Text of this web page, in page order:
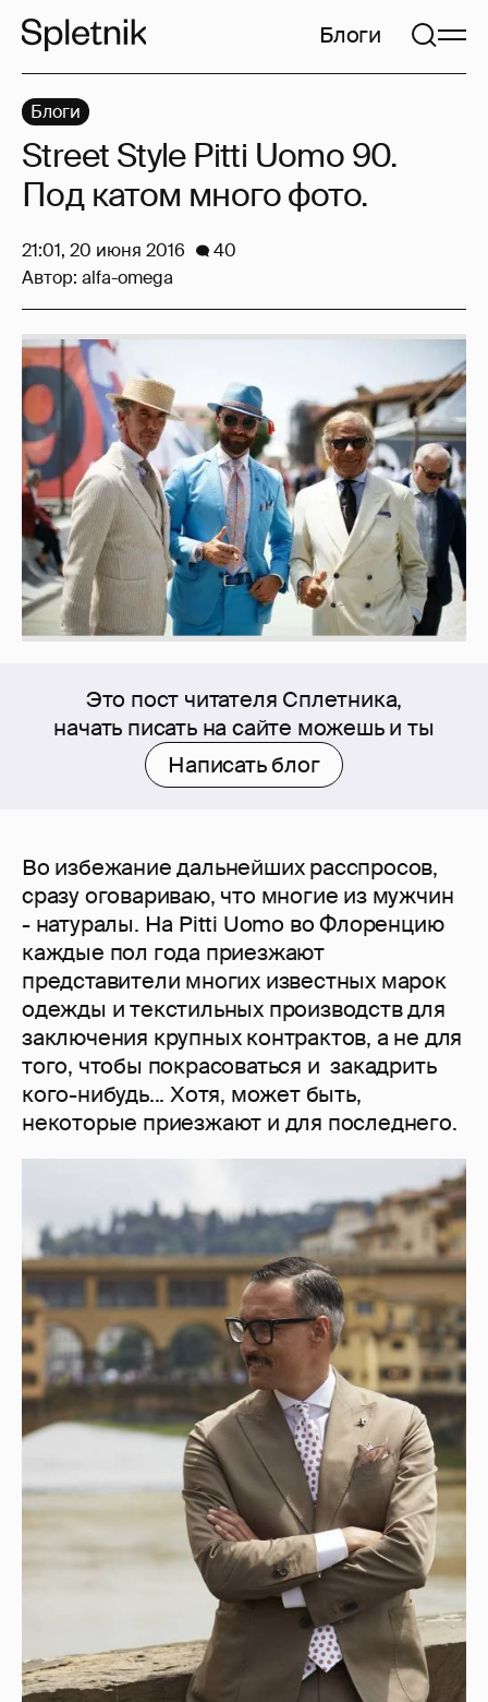
Блоги
Это пост читателя Сплетника,
начать писать на сайте можешь и ты
Написать блог
Во избежание дальнейших расспросов,
сразу оговариваю, что многие из мужчин
- натуралы. На Pitti Uomo во Флоренцию
каждые пол года приезжают
представители многих известных марок
одежды и текстильных производств для
заключения крупных контрактов, а не для
того, чтобы покрасоваться и закадрить
кого-нибудь... Хотя, может быть,
некоторые приезжают и для последнего.
Блоги
Street Style Pitti Uomo 90.
Под катом много фото.
21:01, 20 июня 2016
40
Автор: alfa-omega